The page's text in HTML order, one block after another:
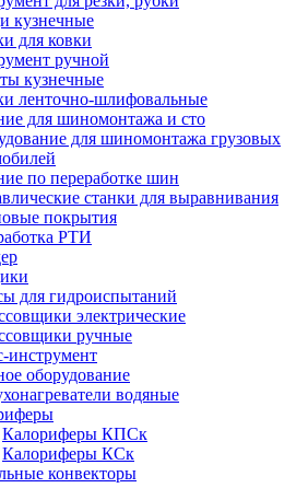
кузнечные
для ковки
ручной
кузнечные
ленточно-шлифовальные
для шиномонтажа и сто
для шиномонтажа грузовых
по переработке шин
станки для выравнивания
покрытия
РТИ
для гидроиспытаний
электрические
ручные
инструмент
оборудование
водяные
Калориферы КПСк
Калориферы КСк
конвекторы